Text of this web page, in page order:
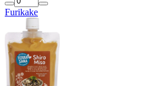
Furikake